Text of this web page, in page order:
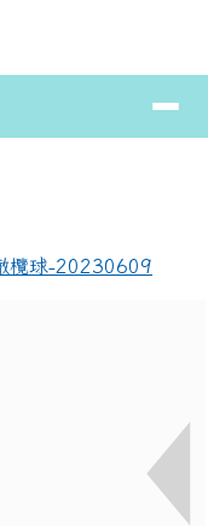
⏸
欖球-20230609